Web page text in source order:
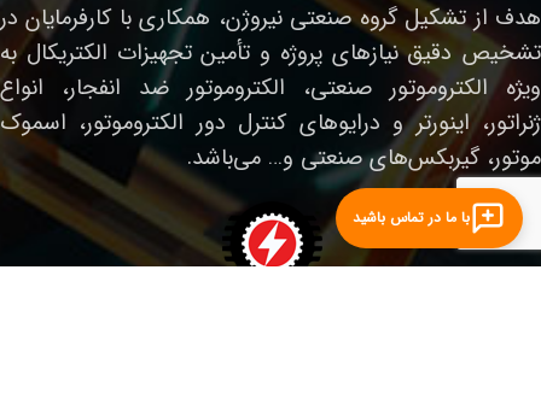
هدف از تشکیل گروه صنعتی نیروژن، همکاری با کارفرمایان در
تشخیص دقیق نیازهای پروژه و تأمین تجهیزات الکتریکال به
ویژه الکتروموتور صنعتی، الکتروموتور ضد انفجار، انواع
ژنراتور، اینورتر و درایوهای کنترل دور الکتروموتور، اسموک
موتور، گیربکس‌های صنعتی و… می‌باشد.
با ما در تماس باشید